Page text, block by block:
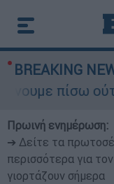
BREAKING
πίσω ούτε
Πρωινή ενημέρωση:
➔ Δείτε τα
περισσότερα για
γιορτάζουν σήμερα